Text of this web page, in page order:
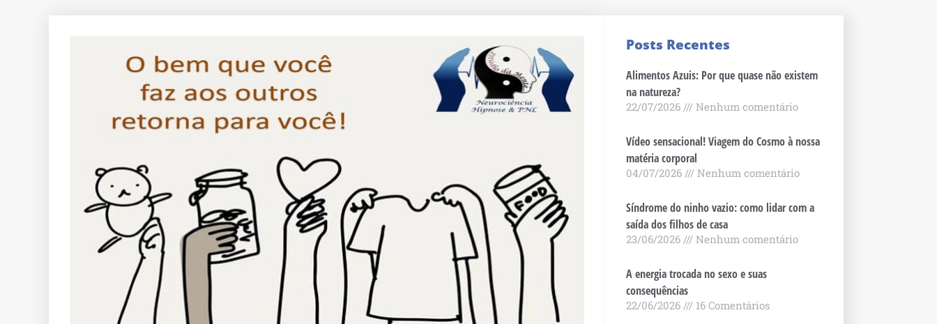
Posts Recentes
Alimentos Azuis: Por que quase não existem
na natureza?
22/07/2026 Nenhum comentário
Vídeo sensacional! Viagem do Cosmo à nossa
matéria corporal
04/07/2026 Nenhum comentário
Síndrome do ninho vazio: como lidar com a
saída dos filhos de casa
23/06/2026 Nenhum comentário
A energia trocada no sexo e suas
consequências
22/06/2026 16 Comentários